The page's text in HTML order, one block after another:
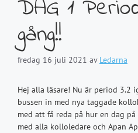
DAG 1
gång!!
fredag 16 juli 2021 av Ledarna
Hej alla läsare! Nu är period 3.2
bussen in med nya taggade
med att få reda på hur en dag
med alla kolloledare och Apan